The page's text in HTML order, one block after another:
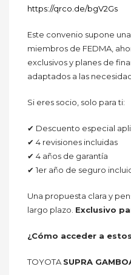
https://qrco.de/bgV2Gs
Este convenio supone
miembros de FEDMA,
exclusivos y planes de
adaptados a las
Si eres socio, solo para ti:
✔ Descuento especial
✔ 4 revisiones incluidas
✔ 4 años de garantía
✔ 1er año de seguro
Una propuesta clara y
largo plazo. Exclusivo
¿Cómo acceder a
TOYOTA SUPRA